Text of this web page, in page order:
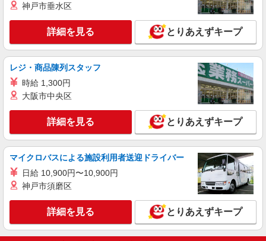
神戸市垂水区
詳細を見る とりあえずキープ
レジ・商品陳列スタッフ
時給 1,300円
大阪市中央区
詳細を見る とりあえずキープ
マイクロバスによる施設利用者送迎ドライバー
日給 10,900円〜10,900円
神戸市須磨区
詳細を見る とりあえずキープ